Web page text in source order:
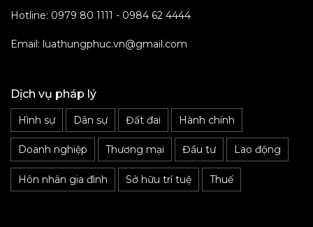
Hotline: 0979 80 1111 - 0984 62 4444
Email: luathungphuc.vn@gmail.com
Dịch vụ pháp lý
Hình sự Dân sự Đất đai Hành chính
Doanh nghiệp Thương mại Đầu tư Lao động
Hôn nhân gia đình Sở hữu trí tuệ Thuế